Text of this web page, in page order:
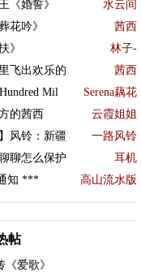
《婚誓》 水云间
花吟》 茜西
》 林子-
飞出欢乐的 茜西
Mil Serena藕花
的茜西 云霞姐姐
风铃：新疆 一路风铃
聊怎么保护 耳机
知 *** 高山流水版
帖
爱歌》